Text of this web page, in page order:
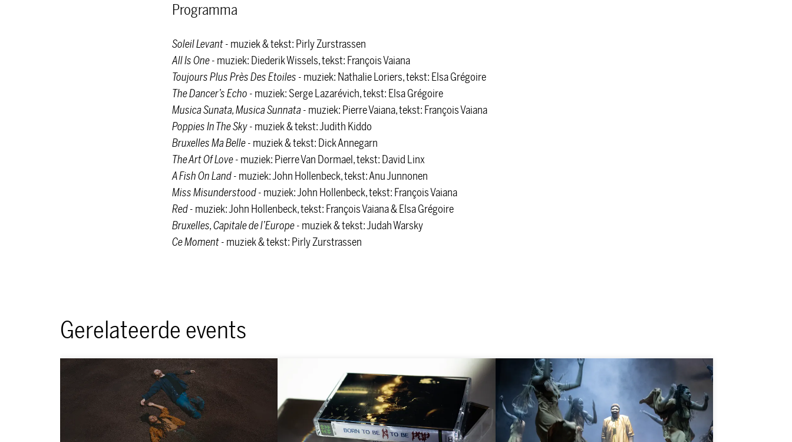
Programma
Soleil Levant- muziek & tekst: Pirly Zurstrassen
All Is One- muziek: Diederik Wissels, tekst: François Vaiana
Toujours Plus Près Des Etoiles - muziek: Nathalie Loriers, tekst: Elsa Grégoire
The Dancer’s Echo - muziek: Serge Lazarévich, tekst: Elsa Grégoire
Musica Sunata, Musica Sunnata - muziek: Pierre Vaiana, tekst: François Vaiana
Poppies In The Sky- muziek & tekst: Judith Kiddo
Bruxelles Ma Belle- muziek & tekst: Dick Annegarn
The Art Of Love- muziek: Pierre Van Dormael, tekst: David Linx
A Fish On Land- muziek: John Hollenbeck, tekst: Anu Junnonen
Miss Misunderstood- muziek: John Hollenbeck, tekst: François Vaiana
Red - muziek: John Hollenbeck, tekst: François Vaiana & Elsa Grégoire
Bruxelles, Capitale de l’Europe- muziek & tekst: Judah Warsky
Ce Moment- muziek & tekst: Pirly Zurstrassen
Gerelateerde events